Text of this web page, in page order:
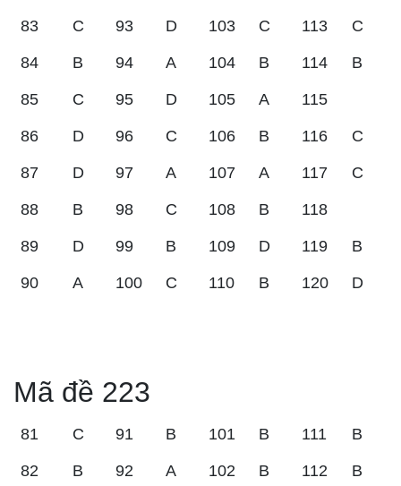
83 C 93 D 103 C 113 C
84 B 94 A 104 B 114 B
85 C 95 D 105 A 115
86 D 96 C 106 B 116 C
87 D 97 A 107 A 117 C
88 B 98 C 108 B 118
89 D 99 B 109 D 119 B
90 A 100 C 110 B 120 D
Mã đề 223
81 C 91 B 101 B 111 B
82 B 92 A 102 B 112 B